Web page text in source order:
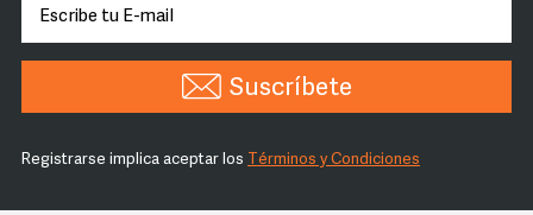
Suscríbete
Registrarse implica aceptar los Términos y Condiciones